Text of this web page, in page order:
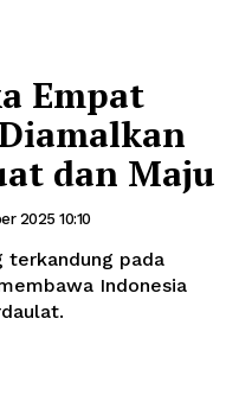
Empat
dan Maju
2025 10:10
terkandung pada
Indonesia